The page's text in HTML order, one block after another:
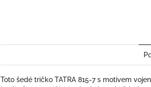
Toto šedé tričko TATRA 815-7 s motivem